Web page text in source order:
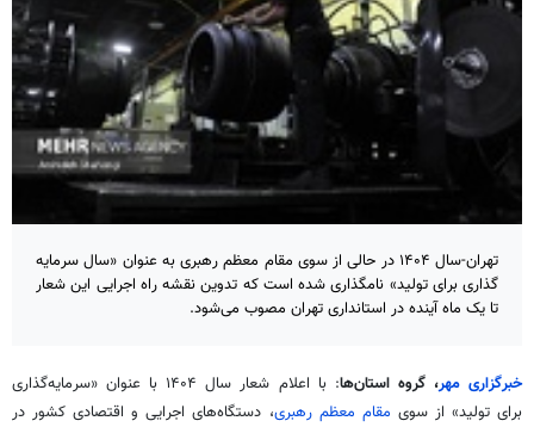
تهران-سال ۱۴۰۴ در حالی از سوی مقام معظم رهبری به عنوان «سال سرمایه
گذاری برای تولید» نامگذاری شده است که تدوین نقشه راه اجرایی این شعار
تا یک ماه آینده در استانداری تهران مصوب می‌شود.
خبرگزاری مهر، گروه استان‌ها
: با اعلام شعار سال ۱۴۰۴ با عنوان «سرمایه‌گذاری
برای تولید» از سوی مقام معظم رهبری، دستگاه‌های اجرایی و اقتصادی کشور در